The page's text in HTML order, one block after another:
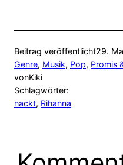
Beitrag veröffentlicht29.
Genre, Musik, Pop, Promis
vonKiki
Schlagwörter:
nackt, Rihanna